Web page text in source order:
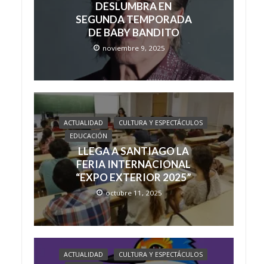
DESLUMBRA EN
SEGUNDA TEMPORADA
DE BABY BANDITO
noviembre 9, 2025
ACTUALIDAD
CULTURA Y ESPECTÁCULOS
EDUCACIÓN
LLEGA A SANTIAGO LA
FERIA INTERNACIONAL
“EXPO EXTERIOR 2025”
octubre 11, 2025
ACTUALIDAD
CULTURA Y ESPECTÁCULOS